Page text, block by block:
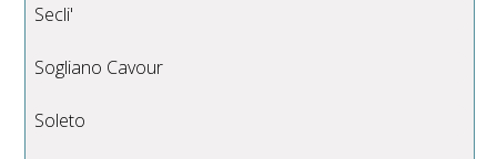
Secli'
Sogliano Cavour
Soleto